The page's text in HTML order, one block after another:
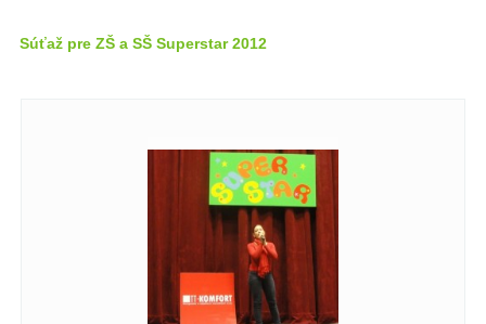
Súťaž pre ZŠ a SŠ Superstar 2012